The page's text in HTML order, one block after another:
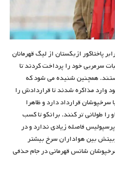
ازبکستان از لیگ قهرمانان
سرمربی خود را پرداخت کردند تا
همچنین شنیده می شود که
وارد مذاکره شدند تا قراردادش را
قرارداد دارد و ظاهرا
طولانی تر کنند. برانکو تا کسب
فاصله زیادی ندارد و در
بین هواداران سرخ بیشتر
شانس قهرمانی در جام حذفی